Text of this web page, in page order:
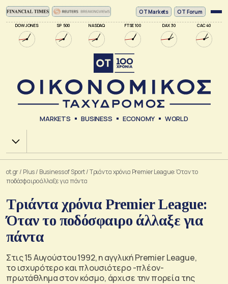
DOW JONES SP 500 NASDAQ FTSE 100 DAX 30 CAC 40
ΟΤ Markets OT Forum
MARKETS BUSINESS ECONOMY WORLD
Χ.Α.
ot.gr/ Plus/ Business of Sport/Τριάντα χρόνια Premier League: Όταν το
ποδόσφαιρο άλλαξε για πάντα
Τριάντα χρόνια Premier League:
Όταν το ποδόσφαιρο άλλαξε για
πάντα
Στις 15 Αυγούστου 1992, η αγγλική Premier League,
το ισχυρότερο και πλουσιότερο -πλέον-
πρωτάθλημα στον κόσμο, άρχισε την πορεία της